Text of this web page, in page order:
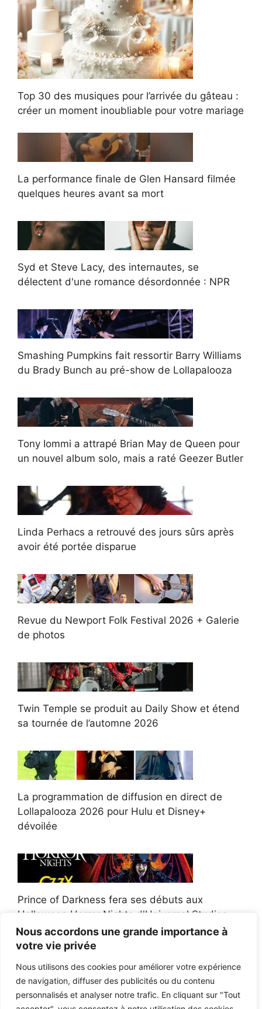
Nous accordons une grande importance à
votre vie privée
Nous utilisons des cookies pour améliorer votre expérience
de navigation, diffuser des publicités ou du contenu
personnalisés et analyser notre trafic. En cliquant sur "Tout
Top 30 des musiques pour l’arrivée du gâteau :
créer un moment inoubliable pour votre mariage
La performance finale de Glen Hansard filmée
quelques heures avant sa mort
Syd et Steve Lacy, des internautes, se
délectent d'une romance désordonnée : NPR
Smashing Pumpkins fait ressortir Barry Williams
du Brady Bunch au pré-show de Lollapalooza
Tony Iommi a attrapé Brian May de Queen pour
un nouvel album solo, mais a raté Geezer Butler
Linda Perhacs a retrouvé des jours sûrs après
avoir été portée disparue
Revue du Newport Folk Festival 2026 + Galerie
de photos
Twin Temple se produit au Daily Show et étend
sa tournée de l’automne 2026
La programmation de diffusion en direct de
Lollapalooza 2026 pour Hulu et Disney+
dévoilée
Prince of Darkness fera ses débuts aux
Halloween Horror Nights d'Universal Studios
Afroman poursuit un policier de l'Ohio après la
victoire du jury en diffamation